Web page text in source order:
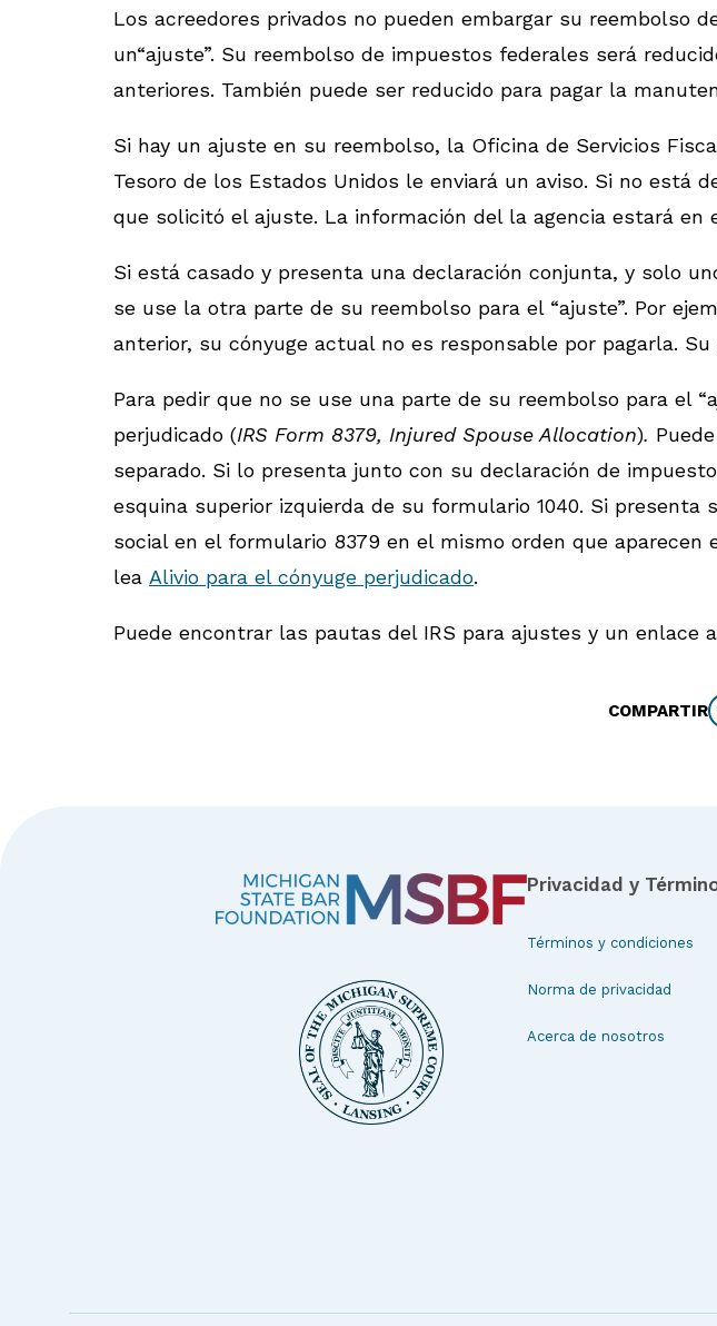
Los acreedores privados no pueden embargar su reembolso
un“ajuste”. Su reembolso de impuestos federales será
anteriores. También puede ser reducido para pagar la
Si hay un ajuste en su reembolso, la Oficina de Servicios
Tesoro de los Estados Unidos le enviará un aviso. Si no está
que solicitó el ajuste. La información del la agencia estará en
Si está casado y presenta una declaración conjunta, y solo
se use la otra parte de su reembolso para el “ajuste”. Por
anterior, su cónyuge actual no es responsable por pagarla.
Para pedir que no se use una parte de su reembolso para el
perjudicado (IRS Form 8379, Injured Spouse Allocation).
separado. Si lo presenta junto con su declaración de
esquina superior izquierda de su formulario 1040. Si
social en el formulario 8379 en el mismo orden que
lea Alivio para el cónyuge perjudicado.
Puede encontrar las pautas del IRS para ajustes y un enlace
COMPARTIR
Privacidad y
Términos y condiciones
Norma de privacidad
Acerca de nosotros